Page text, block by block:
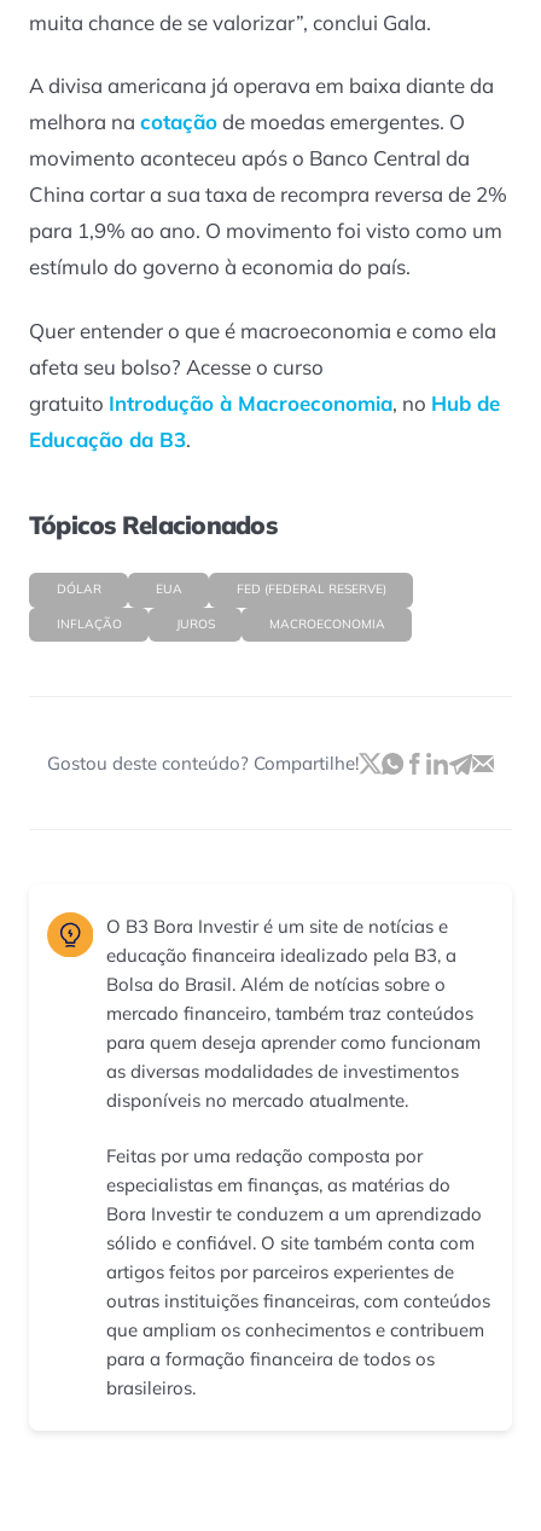
muita chance de se valorizar”, conclui Gala.
A divisa americana já operava em baixa diante da
melhora na cotaçãode moedas emergentes. O
movimento aconteceu após o Banco Central da
China cortar a sua taxa de recompra reversa de 2%
para 1,9% ao ano. O movimento foi visto como um
estímulo do governo à economia do país.
Quer entender o que é macroeconomia e como ela
afeta seu bolso? Acesse o curso
gratuito Introdução à Macroeconomia, no Hub de
Educação da B3.
Tópicos Relacionados
DÓLAR EUA FED (FEDERAL RESERVE)
INFLAÇÃO JUROS MACROECONOMIA
Gostou deste conteúdo? Compartilhe!
O B3 Bora Investir é um site de notícias e
educação financeira idealizado pela B3, a
Bolsa do Brasil. Além de notícias sobre o
mercado financeiro, também traz conteúdos
para quem deseja aprender como funcionam
as diversas modalidades de investimentos
disponíveis no mercado atualmente.
Feitas por uma redação composta por
especialistas em finanças, as matérias do
Bora Investir te conduzem a um aprendizado
sólido e confiável. O site também conta com
artigos feitos por parceiros experientes de
outras instituições financeiras, com conteúdos
que ampliam os conhecimentos e contribuem
para a formação financeira de todos os
brasileiros.